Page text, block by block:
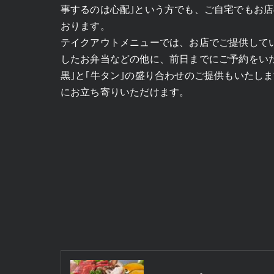
事するのは心配｣という方でも、ご自宅でもお
おります。
テイクアウトメニューでは、お店でご提供し
したお弁当などの他に、前日までにご予約を
黒｣と｢牛タン｣の盛り合わせのご提供もいたし
にお立ち寄りいただけます。